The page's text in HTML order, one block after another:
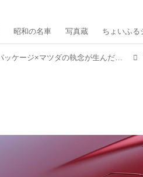
昭和の名車 写真蔵 ちょいふる
【ロードスター】軽量FRパッケージ×マツダの執念が生んだ、世界を幸せにするオープンスポーツを再考する